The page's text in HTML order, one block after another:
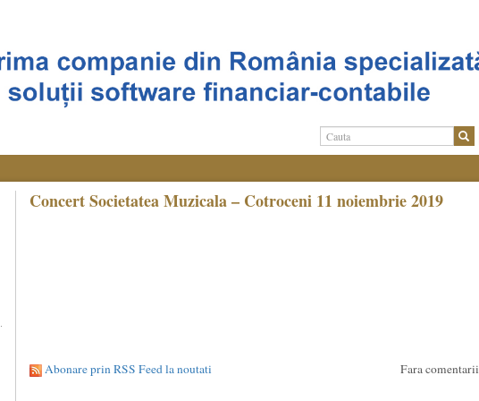
Concert Societatea Muzicala – Cotroceni 11 noiembrie 2019
Abonare prin RSS Feed la noutati Fara comentarii